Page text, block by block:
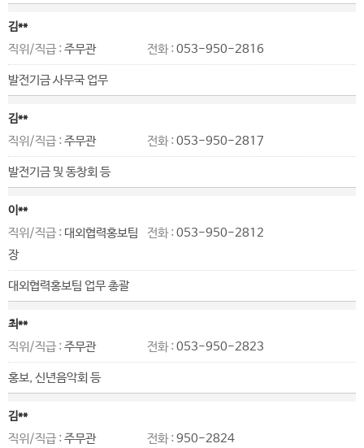
김**
직위/직급 :주무관 전화 :053-950-2816
발전기금 사무국 업무
김**
직위/직급 :주무관 전화 :053-950-2817
발전기금 및 동창회 등
이**
직위/직급 : 대외협력홍보팀
장
전화 :053-950-2812
대외협력홍보팀 업무 총괄
최**
직위/직급 :주무관 전화 :053-950-2823
홍보, 신년음악회 등
김**
직위/직급 :주무관 전화 :950-2824